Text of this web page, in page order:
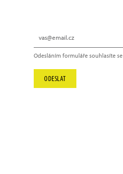
Odesláním formuláře souhlasíte se
ODESLAT